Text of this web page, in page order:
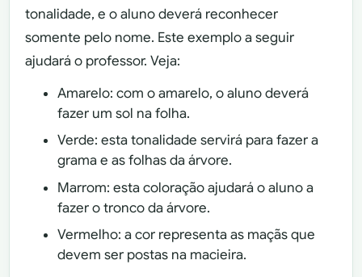
tonalidade, e o aluno deverá reconhecer
somente pelo nome. Este exemplo a seguir
ajudará o professor. Veja:
Amarelo: com o amarelo, o aluno deverá
fazer um sol na folha.
Verde: esta tonalidade servirá para fazer a
grama e as folhas da árvore.
Marrom: esta coloração ajudará o aluno a
fazer o tronco da árvore.
Vermelho: a cor representa as maçãs que
devem ser postas na macieira.